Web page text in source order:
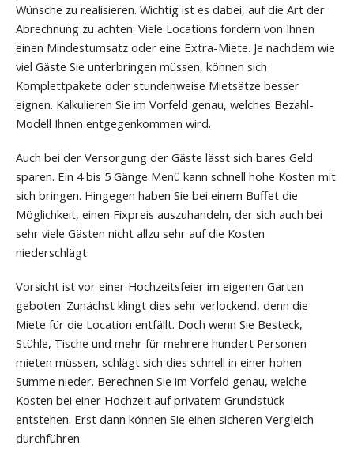
Wünsche zu realisieren. Wichtig ist es dabei, auf die Art der
Abrechnung zu achten: Viele Locations fordern von Ihnen
einen Mindestumsatz oder eine Extra-Miete. Je nachdem wie
viel Gäste Sie unterbringen müssen, können sich
Komplettpakete oder stundenweise Mietsätze besser
eignen. Kalkulieren Sie im Vorfeld genau, welches Bezahl-
Modell Ihnen entgegenkommen wird.
Auch bei der Versorgung der Gäste lässt sich bares Geld
sparen. Ein 4 bis 5 Gänge Menü kann schnell hohe Kosten mit
sich bringen. Hingegen haben Sie bei einem Buffet die
Möglichkeit, einen Fixpreis auszuhandeln, der sich auch bei
sehr viele Gästen nicht allzu sehr auf die Kosten
niederschlägt.
Vorsicht ist vor einer Hochzeitsfeier im eigenen Garten
geboten. Zunächst klingt dies sehr verlockend, denn die
Miete für die Location entfällt. Doch wenn Sie Besteck,
Stühle, Tische und mehr für mehrere hundert Personen
mieten müssen, schlägt sich dies schnell in einer hohen
Summe nieder. Berechnen Sie im Vorfeld genau, welche
Kosten bei einer Hochzeit auf privatem Grundstück
entstehen. Erst dann können Sie einen sicheren Vergleich
durchführen.